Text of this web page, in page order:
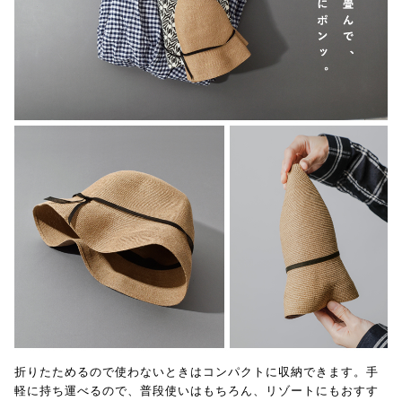
折りたためるので使わないときはコンパクトに収納できます。手
軽に持ち運べるので、普段使いはもちろん、リゾートにもおすす